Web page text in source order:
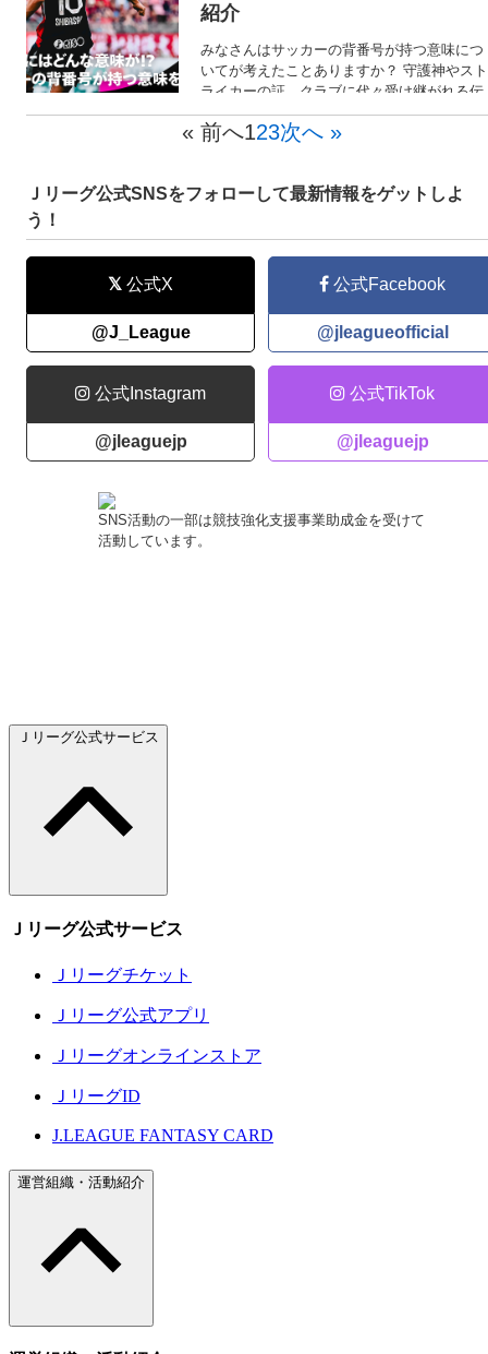
紹介
みなさんはサッカーの背番号が持つ意味につ
いてが考えたことありますか？ 守護神やスト
ライカーの証、クラブに代々受け継がれる伝
統の番号など、背番号には様々な意味が込め
られています。 今回は、背番号にはどんな意
« 前へ123次へ »
Ｊリーグ公式SNSをフォローして最新情報をゲットしよ
う！
公式X
@J_League
公式Facebook
@jleagueofficial
公式Instagram
@jleaguejp
公式TikTok
@jleaguejp
SNS活動の一部は競技強化支援事業助成金を受けて
活動しています。
Ｊリーグ公式サービス
Ｊリーグ公式サービス
Ｊリーグチケット
Ｊリーグ公式アプリ
Ｊリーグオンラインストア
ＪリーグID
J.LEAGUE FANTASY CARD
運営組織・活動紹介